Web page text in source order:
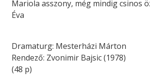
Mariola asszony, még mindig csinos
Éva
Dramaturg: Mesterházi Márton
Rendező: Zvonimir Bajsic (1978)
(48 p)